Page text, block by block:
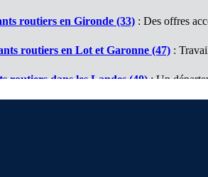
routiers en Gironde (33) : Des offres
routiers en Lot et Garonne (47) :
routiers dans les Landes (40): Un